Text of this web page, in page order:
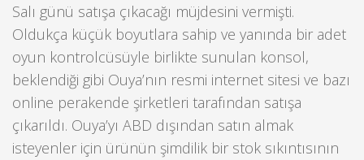
Salı günü satışa çıkacağı müjdesini vermişti.
Oldukça küçük boyutlara sahip ve yanında bir adet
oyun kontrolcüsüyle birlikte sunulan konsol,
beklendiği gibi Ouya’nın resmi internet sitesi ve bazı
online perakende şirketleri tarafından satışa
çıkarıldı. Ouya’yı ABD dışından satın almak
isteyenler için ürünün şimdilik bir stok sıkıntısının